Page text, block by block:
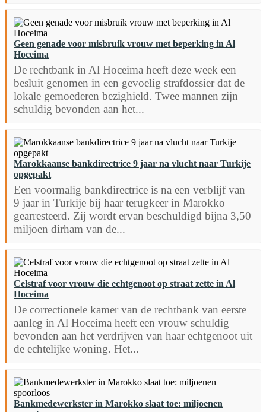
Geen genade voor misbruik vrouw met beperking in Al
Hoceima
De rechtbank in Al Hoceima heeft deze week een
besluit genomen in een gevoelig strafdossier dat de
lokale gemoederen bezighield. Twee mannen zijn
schuldig bevonden aan het...
Marokkaanse bankdirectrice 9 jaar na vlucht naar Turkije
opgepakt
Een voormalig bankdirectrice is na een verblijf van
9 jaar in Turkije bij haar terugkeer in Marokko
gearresteerd. Zij wordt ervan beschuldigd bijna 3,50
miljoen dirham van de...
Celstraf voor vrouw die echtgenoot op straat zette in Al
Hoceima
De correctionele kamer van de rechtbank van eerste
aanleg in Al Hoceima heeft een vrouw schuldig
bevonden aan het verdrijven van haar echtgenoot uit
de echtelijke woning. Het...
Bankmedewerkster in Marokko slaat toe: miljoenen